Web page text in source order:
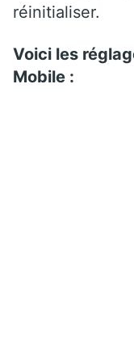
réinitialiser.
Voici les
Mobile :